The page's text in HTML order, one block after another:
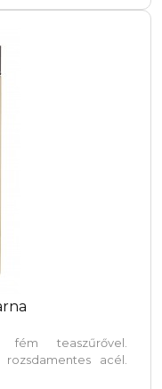
fém teaszűrővel.
acél.